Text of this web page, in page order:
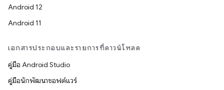
Android 12
Android 11
เอกสารประกอบและรายการที่ดาวน์โหลด
คู่มือ Android Studio
คู่มือนักพัฒนาซอฟต์แวร์